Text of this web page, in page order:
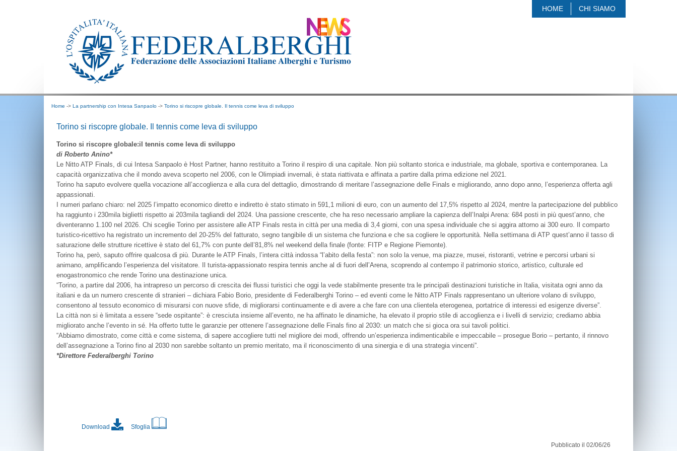
HOME CHI SIAMO
Home -> La partnership con Intesa Sanpaolo -> Torino si riscopre globale. Il tennis come leva di sviluppo
Torino si riscopre globale. Il tennis come leva di sviluppo
Torino si riscopre globale:il tennis come leva di sviluppo
di Roberto Anino*
Le Nitto ATP Finals, di cui Intesa Sanpaolo è Host Partner, hanno restituito a Torino il respiro di una capitale. Non più soltanto storica e industriale, ma globale, sportiva e contemporanea. La
capacità organizzativa che il mondo aveva scoperto nel 2006, con le Olimpiadi invernali, è stata riattivata e affinata a partire dalla prima edizione nel 2021.
Torino ha saputo evolvere quella vocazione all’accoglienza e alla cura del dettaglio, dimostrando di meritare l’assegnazione delle Finals e migliorando, anno dopo anno, l’esperienza offerta agli
appassionati.
I numeri parlano chiaro: nel 2025 l’impatto economico diretto e indiretto è stato stimato in 591,1 milioni di euro, con un aumento del 17,5% rispetto al 2024, mentre la partecipazione del pubblico
ha raggiunto i 230mila biglietti rispetto ai 203mila tagliandi del 2024. Una passione crescente, che ha reso necessario ampliare la capienza dell’Inalpi Arena: 684 posti in più quest’anno, che
diventeranno 1.100 nel 2026. Chi sceglie Torino per assistere alle ATP Finals resta in città per una media di 3,4 giorni, con una spesa individuale che si aggira attorno ai 300 euro. Il comparto
turistico-ricettivo ha registrato un incremento del 20-25% del fatturato, segno tangibile di un sistema che funziona e che sa cogliere le opportunità. Nella settimana di ATP quest’anno il tasso di
saturazione delle strutture ricettive è stato del 61,7% con punte dell’81,8% nel weekend della finale (fonte: FITP e Regione Piemonte).
Torino ha, però, saputo offrire qualcosa di più. Durante le ATP Finals, l’intera città indossa “l’abito della festa”: non solo la venue, ma piazze, musei, ristoranti, vetrine e percorsi urbani si
animano, amplificando l’esperienza del visitatore. Il turista-appassionato respira tennis anche al di fuori dell’Arena, scoprendo al contempo il patrimonio storico, artistico, culturale ed
enogastronomico che rende Torino una destinazione unica.
“Torino, a partire dal 2006, ha intrapreso un percorso di crescita dei flussi turistici che oggi la vede stabilmente presente tra le principali destinazioni turistiche in Italia, visitata ogni anno da
italiani e da un numero crescente di stranieri – dichiara Fabio Borio, presidente di Federalberghi Torino – ed eventi come le Nitto ATP Finals rappresentano un ulteriore volano di sviluppo,
consentono al tessuto economico di misurarsi con nuove sfide, di migliorarsi continuamente e di avere a che fare con una clientela eterogenea, portatrice di interessi ed esigenze diverse”.
La città non si è limitata a essere “sede ospitante”: è cresciuta insieme all’evento, ne ha affinato le dinamiche, ha elevato il proprio stile di accoglienza e i livelli di servizio; crediamo abbia
migliorato anche l’evento in sé. Ha offerto tutte le garanzie per ottenere l’assegnazione delle Finals fino al 2030: un match che si gioca ora sui tavoli politici.
“Abbiamo dimostrato, come città e come sistema, di sapere accogliere tutti nel migliore dei modi, offrendo un’esperienza indimenticabile e impeccabile – prosegue Borio – pertanto, il rinnovo
dell’assegnazione a Torino fino al 2030 non sarebbe soltanto un premio meritato, ma il riconoscimento di una sinergia e di una strategia vincenti”.
*Direttore Federalberghi Torino
Download Sfoglia
Pubblicato il 02/06/26